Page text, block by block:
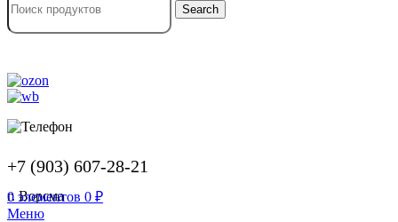
Search
+7 (903) 607-28-21
г. Ворсма
0 элементов 0 ₽
Меню